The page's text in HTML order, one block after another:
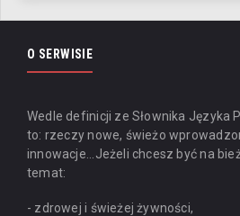
O SERWISIE
Wedle definicji ze Słownika Języka
to: rzeczy nowe, świeżo
innowacje... Jeżeli chcesz być na
temat:
- zdrowej i świeżej żywności,